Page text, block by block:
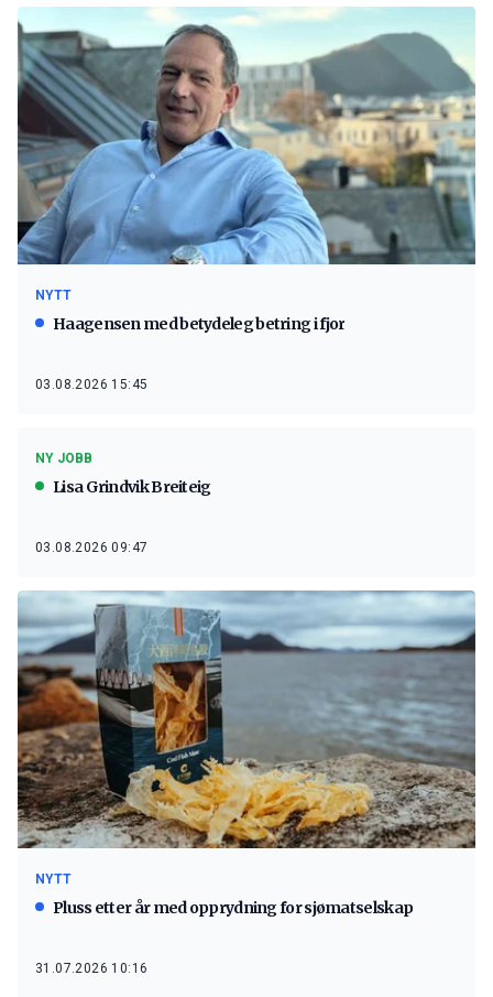
NYTT
Haagensen med betydeleg betring i fjor
03.08.2026 15:45
NY JOBB
Lisa Grindvik Breiteig
03.08.2026 09:47
NYTT
Pluss etter år med opprydning for sjømatselskap
31.07.2026 10:16